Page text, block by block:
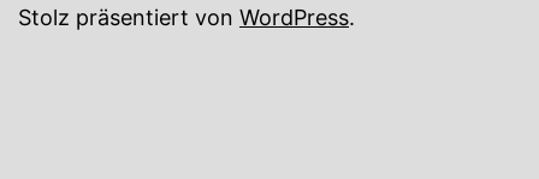
Stolz präsentiert von WordPress.